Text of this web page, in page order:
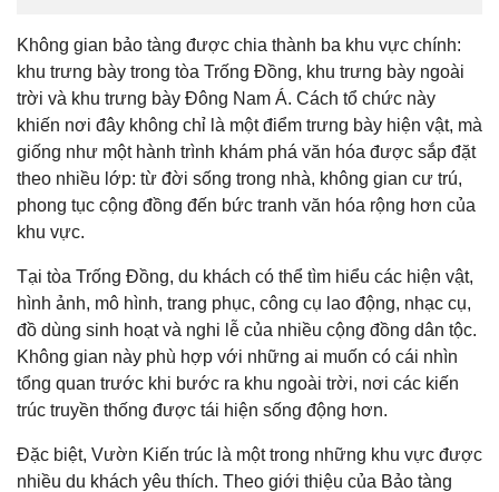
Không gian bảo tàng được chia thành ba khu vực chính:
khu trưng bày trong tòa Trống Đồng, khu trưng bày ngoài
trời và khu trưng bày Đông Nam Á. Cách tổ chức này
khiến nơi đây không chỉ là một điểm trưng bày hiện vật, mà
giống như một hành trình khám phá văn hóa được sắp đặt
theo nhiều lớp: từ đời sống trong nhà, không gian cư trú,
phong tục cộng đồng đến bức tranh văn hóa rộng hơn của
khu vực.
Tại tòa Trống Đồng, du khách có thể tìm hiểu các hiện vật,
hình ảnh, mô hình, trang phục, công cụ lao động, nhạc cụ,
đồ dùng sinh hoạt và nghi lễ của nhiều cộng đồng dân tộc.
Không gian này phù hợp với những ai muốn có cái nhìn
tổng quan trước khi bước ra khu ngoài trời, nơi các kiến
trúc truyền thống được tái hiện sống động hơn.
Đặc biệt, Vườn Kiến trúc là một trong những khu vực được
nhiều du khách yêu thích. Theo giới thiệu của Bảo tàng